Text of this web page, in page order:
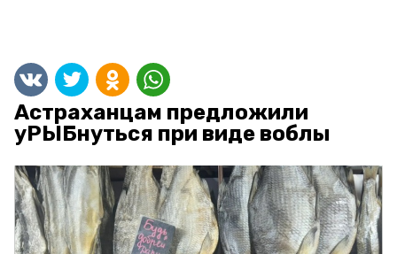
Астраханцам предложили
уРЫБнуться при виде воблы